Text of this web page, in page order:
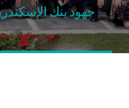
جهود بنك